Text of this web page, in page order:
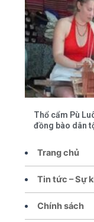
Trang chủ
Tin tức – Sự
Chính sách
Thổ cẩm Pù
đồng bào dân